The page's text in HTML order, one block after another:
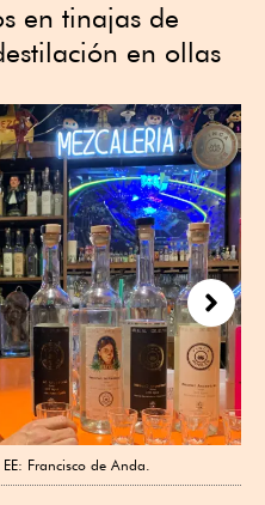
en tinajas de
en ollas
Francisco de Anda.
Next